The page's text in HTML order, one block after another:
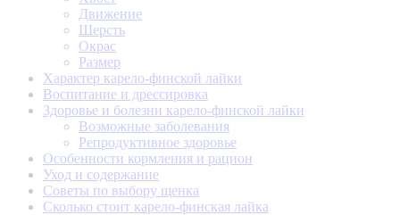
Движение
Шерсть
Окрас
Размер
Характер карело-финской лайки
Воспитание и дрессировка
Здоровье и болезни карело-финской лайки
Возможные заболевания
Репродуктивное здоровье
Особенности кормления и рацион
Уход и содержание
Советы по выбору щенка
Сколько стоит карело-финская лайка